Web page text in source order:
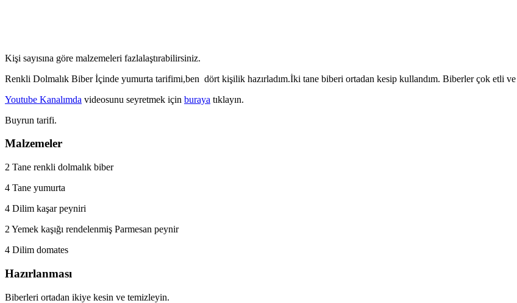
Kişi sayısına göre malzemeleri fazlalaştırabilirsiniz.
Renkli Dolmalık Biber İçinde yumurta tarifimi,ben dört kişilik hazırladım.İki tane biberi ortadan kesip kullandım. Biberler çok etli
Youtube Kanalımda videosunu seyretmek için buraya tıklayın.
Buyrun tarifi.
Malzemeler
2 Tane renkli dolmalık biber
4 Tane yumurta
4 Dilim kaşar peyniri
2 Yemek kaşığı rendelenmiş Parmesan peynir
4 Dilim domates
Hazırlanması
Biberleri ortadan ikiye kesin ve temizleyin.